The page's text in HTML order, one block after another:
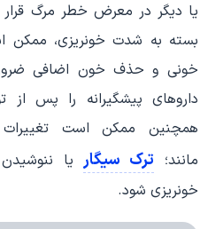
یا دیگر در معرض خطر مرگ
بسته به شدت خونریزی، ممکن
خونی و حذف خون اضافی
داروهای پیشگیرانه را پس
همچنین ممکن است تغییرات
مانند؛ ترک سیگاریا
خونریزی شود.